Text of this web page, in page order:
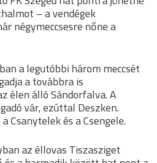
– a vendégek
négymeccsesre nőne a
a legutóbbi három meccsét
a továbbra is
élen álló Sándorfalva. A
vár, ezúttal Deszken.
Csanytelek és a Csengele.
az éllovas Tiszasziget